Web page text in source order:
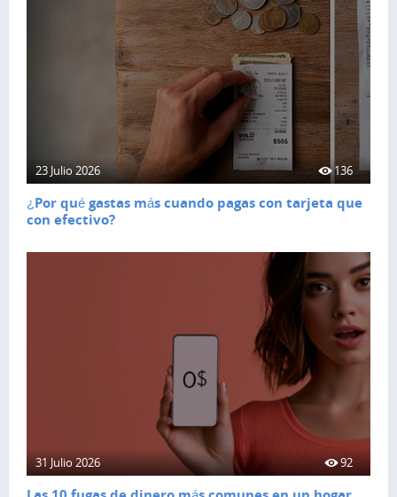
23 Julio 2026 136
¿Por qué gastas más cuando pagas con tarjeta que
con efectivo?
31 Julio 2026 92